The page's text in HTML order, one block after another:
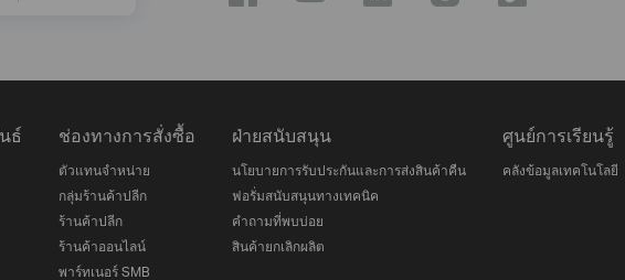
ธ์ ช่องทางการสั่งซื้อ
ตัวแทนจำหน่าย
กลุ่มร้านค้าปลีก
ร้านค้าปลีก
ร้านค้าออนไลน์
พาร์ทเนอร์ SMB
ฝ่ายสนับสนุน
นโยบายการรับประกันและการส่งสินค้าคืน
ฟอรั่มสนับสนุนทางเทคนิค
คำถามที่พบบ่อย
สินค้ายกเลิกผลิต
ศูนย์การเรียนรู้
คลังข้อมูลเทคโนโลยี